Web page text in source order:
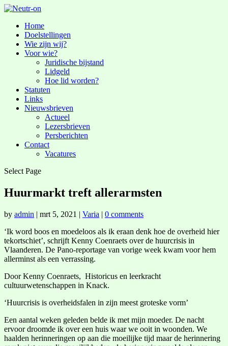
Home
Doelstellingen
Wie zijn wij?
Voor wie?
Juridische bijstand
Lidgeld
Hoe lid worden?
Statuten
Links
Nieuwsbrieven
Actueel
Lezersbrieven
Persberichten
Contact
Vacatures
Select Page
Huurmarkt treft allerarmsten
by admin | mrt 5, 2021 | Varia | 0 comments
‘Ik word boos en moedeloos als ik eraan denk hoe de overheid hier
tekortschiet’, schrijft Kenny Coenraets over de huurcrisis in
Vlaanderen. De Pano-reportage van vorige week kwam voor hem
allerminst als een verrassing.
Door Kenny Coenraets, Historicus en leerkracht
cultuurwetenschappen in Knack.
‘Huurcrisis is overheidsfalen in zijn meest groteske vorm’
Een aantal weken geleden belde ik met mijn moeder. De nacht
ervoor droomde ik over een huis waar we ooit in woonden. We
haalden herinneringen op aan die moeilijke tijd maar de herinnering